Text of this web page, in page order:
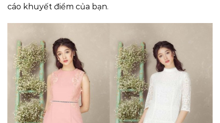
cáo khuyết điểm của bạn.